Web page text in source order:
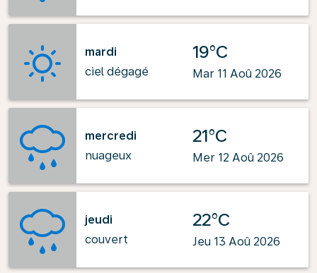
mardi
ciel dégagé
19°C
Mar 11 Aoû 2026
mercredi
nuageux
21°C
Mer 12 Aoû 2026
jeudi
couvert
22°C
Jeu 13 Aoû 2026